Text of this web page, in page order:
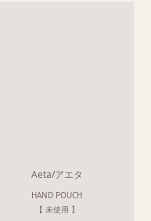
Aeta/アエタ
HAND POUCH
【 未使用 】